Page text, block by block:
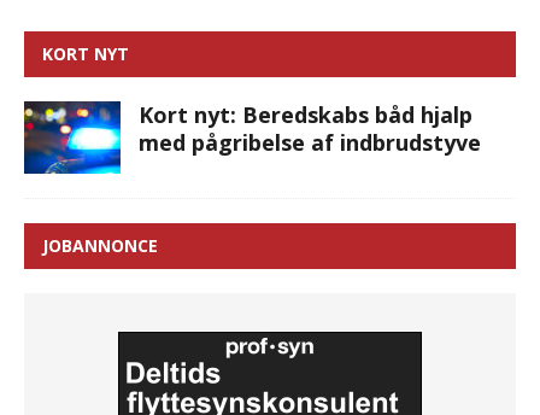
KORT NYT
Kort nyt: Beredskabs båd hjalp
med pågribelse af indbrudstyve
JOBANNONCE